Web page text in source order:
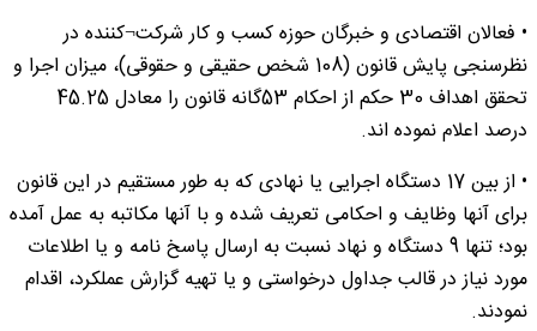
• فعالان اقتصادی و خبرگان حوزه کسب و کار شرکت¬کننده در
نظرسنجی پایش قانون (108 شخص حقیقی و حقوقی)، میزان اجرا و
تحقق اهداف 30 حکم از احکام 53گانه قانون را معادل 45.25
درصد اعلام نموده اند.
• از بین 17 دستگاه اجرایی یا نهادی که به طور مستقیم در این قانون
برای آنها وظایف و احکامی تعریف شده و با آنها مکاتبه به عمل آمده
بود؛ تنها 9 دستگاه و نهاد نسبت به ارسال پاسخ نامه و یا اطلاعات
مورد نیاز در قالب جداول درخواستی و یا تهیه گزارش عملکرد، اقدام
نمودند.